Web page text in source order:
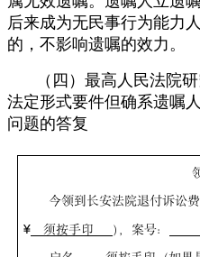
后来成为无民事行为能力
的，不影响遗嘱的效力。
（四）最高人民法院
法定形式要件但确系遗嘱
问题的答复